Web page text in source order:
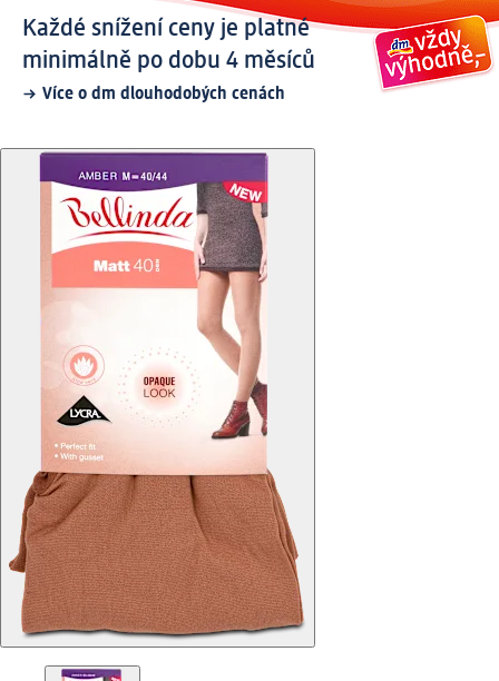
Každé snížení ceny je platné
minimálně po dobu 4 měsíců
Více o dm dlouhodobých cenách